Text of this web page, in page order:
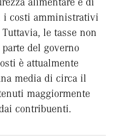
i costi amministrativi
le tasse non
del governo
è attualmente
media di circa il
maggiormente
contribuenti.